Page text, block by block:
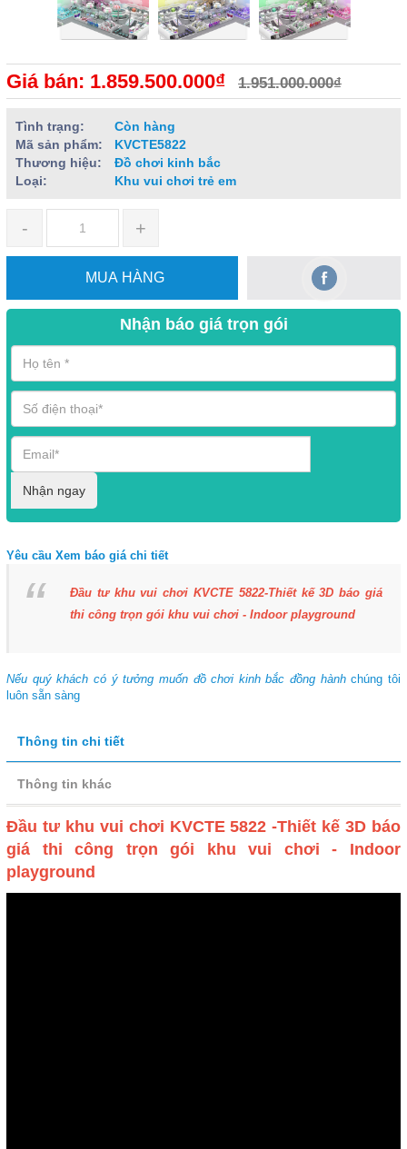
Giá bán: 1.859.500.000₫ 1.951.000.000₫
Tình trạng:
Còn hàng
Mã sản phẩm:
KVCTE5822
Thương hiệu:
Đồ chơi kinh bắc
Loại:
Khu vui chơi trẻ em
- +
MUA HÀNG
Nhận báo giá trọn gói
Nhận ngay
Yêu cầu Xem báo giá chi tiết
Đầu tư khu vui chơi KVCTE 5822-Thiết kế 3D báo giá
thi công trọn gói khu vui chơi - Indoor playground
Nếu quý khách có ý tưởng muốn đồ chơi kinh bắc đồng hànhchúng tôi
luôn sẵn sàng
Thông tin chi tiết
Thông tin khác
Đầu tư khu vui chơi KVCTE 5822 -Thiết kế 3D báo
giá thi công trọn gói khu vui chơi - Indoor
playground